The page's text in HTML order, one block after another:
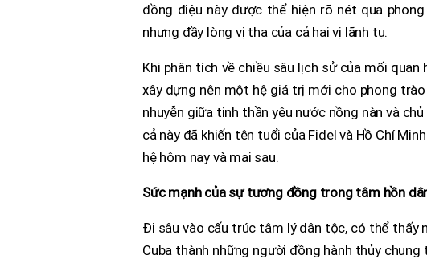
đồng điệu này được thể hiện rõ nét qua
nhưng đầy lòng vị tha của cả hai vị lãnh tụ.
Khi phân tích về chiều sâu lịch sử của mối quan
xây dựng nên một hệ giá trị mới cho phong
nhuyễn giữa tinh thần yêu nước nồng nàn và
cả này đã khiến tên tuổi của Fidel và Hồ Chí
hệ hôm nay và mai sau.
Sức mạnh của sự tương đồng trong tâm hồn
Đi sâu vào cấu trúc tâm lý dân tộc, có thể
Cuba thành những người đồng hành thủy